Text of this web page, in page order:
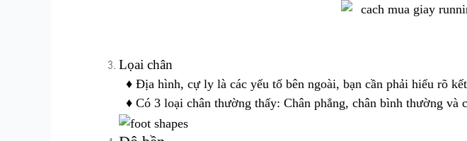
Lọai chân
♦ Địa hình, cự ly là các yếu tố bên ngoài, bạn cần phải hiểu rõ
♦ Có 3 loại chân thường thấy: Chân phẳng, chân bình thường và